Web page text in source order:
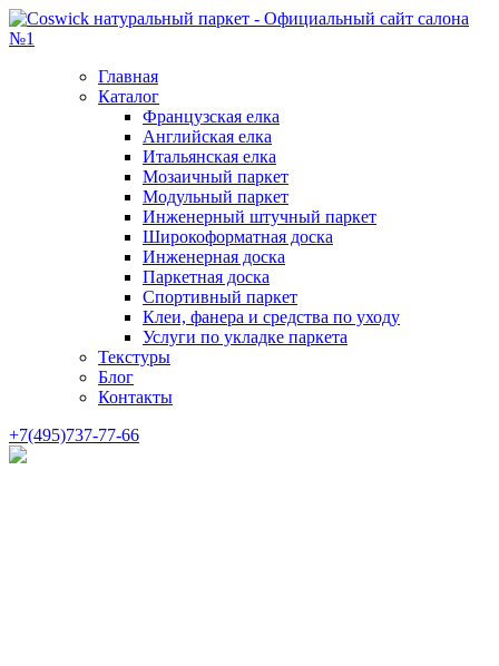
Главная
Каталог
Французская елка
Английская елка
Итальянская елка
Мозаичный паркет
Модульный паркет
Инженерный штучный паркет
Широкоформатная доска
Инженерная доска
Паркетная доска
Спортивный паркет
Клеи, фанера и средства по уходу
Услуги по укладке паркета
Текстуры
Блог
Контакты
+7(495)737-77-66